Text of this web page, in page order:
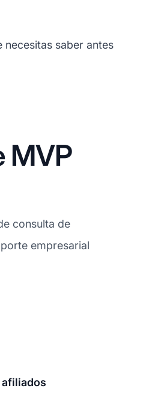
necesitas saber antes
MVP
consulta de
empresarial
afiliados